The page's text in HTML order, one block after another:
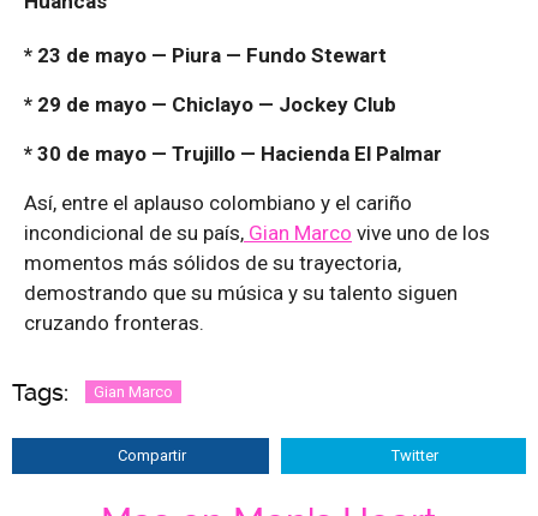
* 23 de mayo — Piura — Fundo Stewart
* 29 de mayo — Chiclayo — Jockey Club
* 30 de mayo — Trujillo — Hacienda El Palmar
Así, entre el aplauso colombiano y el cariño
incondicional de su país, Gian Marco vive uno de los
momentos más sólidos de su trayectoria,
demostrando que su música y su talento siguen
cruzando fronteras.
Tags: Gian Marco
Compartir Twitter